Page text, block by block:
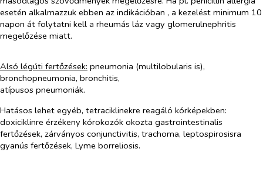
esetén alkalmazzuk ebben az indikációban , a kezelést minimum 10
napon át folytatni kell a rheumás láz vagy glomerulnephritis
megelőzése miatt.
Alsó légúti fertőzések: pneumonia (multilobularis is),
bronchopneumonia, bronchitis,
atípusos pneumoniák.
Hatásos lehet egyéb, tetraciklinekre reagáló kórképekben:
doxiciklinre érzékeny kórokozók okozta gastrointestinalis
fertőzések, zárványos conjunctivitis, trachoma, leptospirosisra
gyanús fertőzések, Lyme borreliosis.